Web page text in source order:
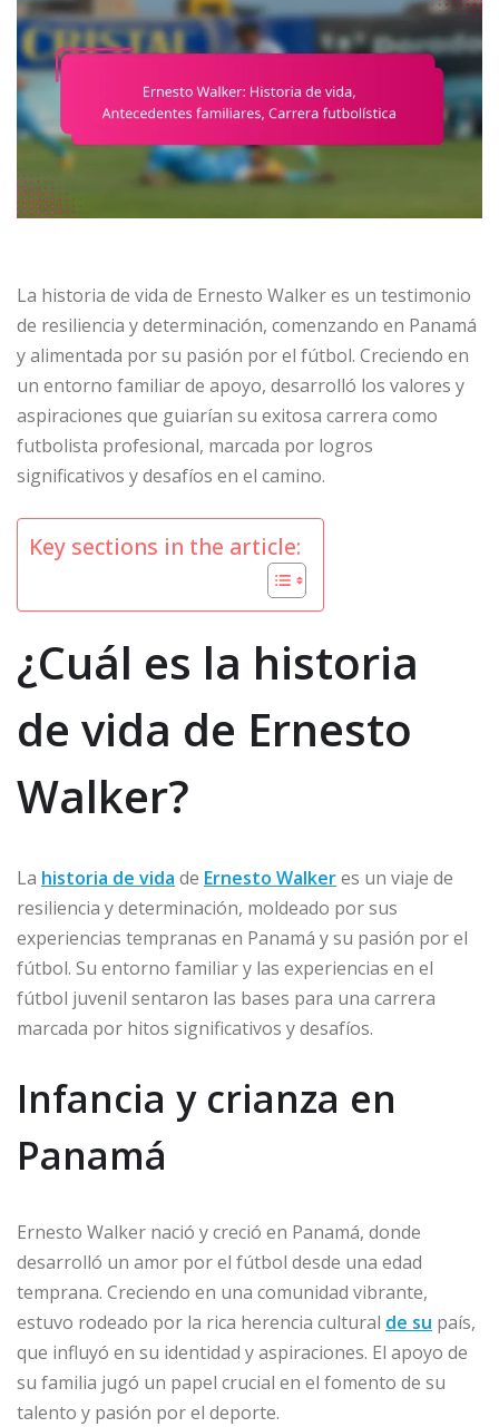
La historia de vida de Ernesto Walker es un testimonio
de resiliencia y determinación, comenzando en Panamá
y alimentada por su pasión por el fútbol. Creciendo en
un entorno familiar de apoyo, desarrolló los valores y
aspiraciones que guiarían su exitosa carrera como
futbolista profesional, marcada por logros
significativos y desafíos en el camino.
Key sections in the article:
¿Cuál es la historia
de vida de Ernesto
Walker?
La historia de vida de Ernesto Walkeres un viaje de
resiliencia y determinación, moldeado por sus
experiencias tempranas en Panamá y su pasión por el
fútbol. Su entorno familiar y las experiencias en el
fútbol juvenil sentaron las bases para una carrera
marcada por hitos significativos y desafíos.
Infancia y crianza en
Panamá
Ernesto Walker nació y creció en Panamá, donde
desarrolló un amor por el fútbol desde una edad
temprana. Creciendo en una comunidad vibrante,
estuvo rodeado por la rica herencia cultural de su país,
que influyó en su identidad y aspiraciones. El apoyo de
su familia jugó un papel crucial en el fomento de su
talento y pasión por el deporte.